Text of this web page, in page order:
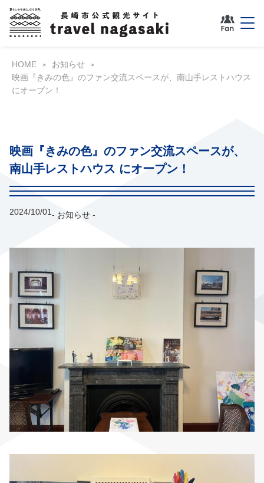
HOME
お知らせ
映画『きみの色』のファン交流スペースが、南山手レストハウス
にオープン！
映画『きみの色』のファン交流スペースが、
南山手レストハウス にオープン！
2024/10/01- お知らせ -